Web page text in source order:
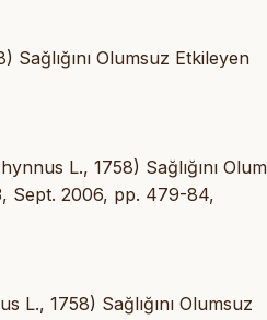
Olumsuz Etkileyen
L., 1758) Sağlığını
Sept. 2006, pp. 479-84,
L., 1758) Sağlığını Olumsuz